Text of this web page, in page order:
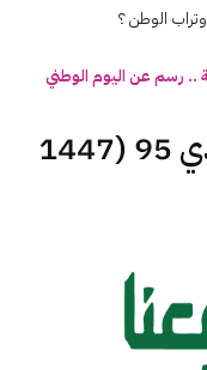
الوطن ؟
رسم عن اليوم الوطني
شعار اليوم الوطني السعودي 95 (1447